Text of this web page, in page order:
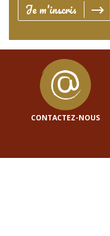
Je m'inscris
CONTACTEZ-NOUS